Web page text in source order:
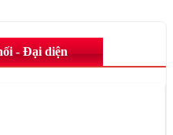
- Đại diện